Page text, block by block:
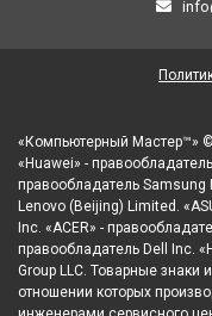
«Компьютерный Мастер™»
«Huawei» -
правообладатель Samsung
Lenovo (Beijing) Limited.
Inc. «ACER» -
правообладатель Dell Inc.
Group LLC. Товарные знаки
отношении которых